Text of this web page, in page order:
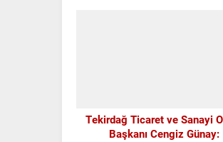
Tekirdağ Ticaret ve Sanayi
Başkanı Cengiz Günay: